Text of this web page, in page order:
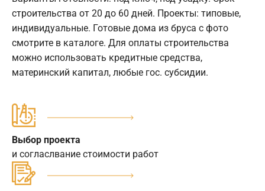
строительства от 20 до 60 дней. Проекты: типовые,
индивидуальные. Готовые дома из бруса с фото
смотрите в каталоге. Для оплаты строительства
можно использовать кредитные средства,
материнский капитал, любые гос. субсидии.
Выбор проекта
и согласлвание стоимости работ